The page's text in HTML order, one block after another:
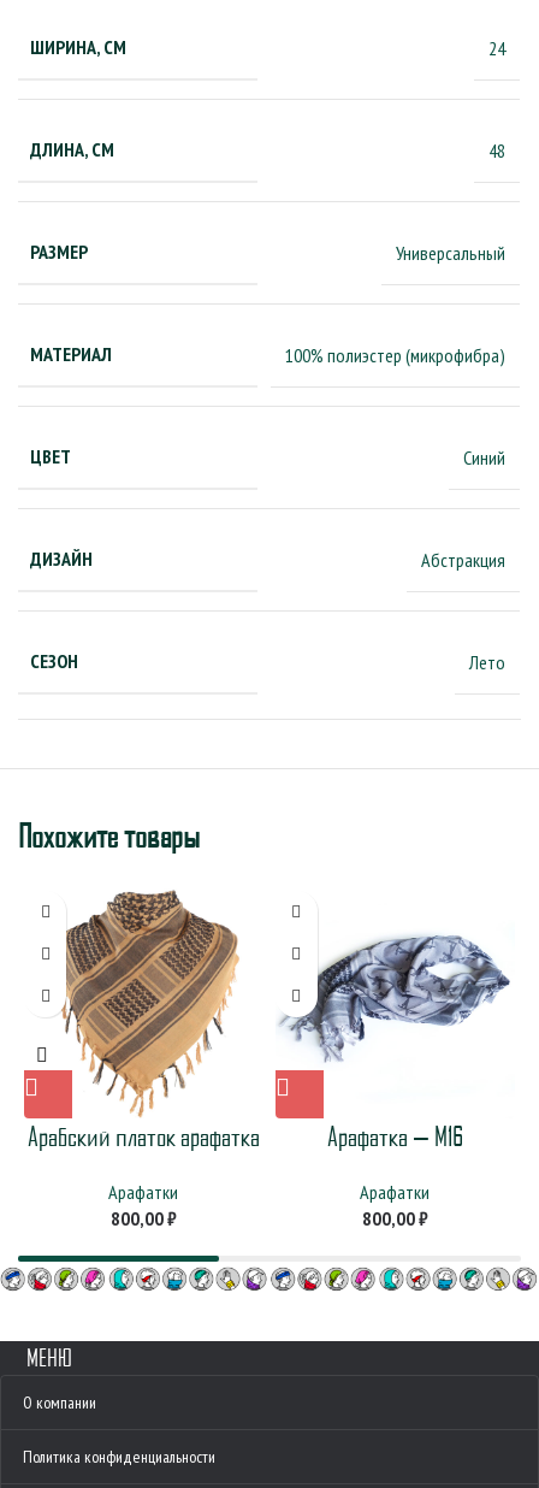
ШИРИНА, СМ 24
ДЛИНА, СМ 48
РАЗМЕР Универсальный
МАТЕРИАЛ 100% полиэстер (микрофибра)
ЦВЕТ Синий
ДИЗАЙН Абстракция
СЕЗОН Лето
Похожите товары
Арабский платок арафатка
Арафатки
800,00₽
Арафатка — M16
Арафатки
800,00₽
МЕНЮ
О компании
Политика конфиденциальности